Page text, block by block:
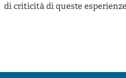
di criticità di queste